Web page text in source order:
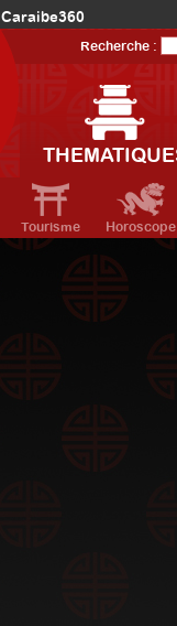
Caraibe360
AmériqueDuNord360
Recherche :
Tourisme Horoscope